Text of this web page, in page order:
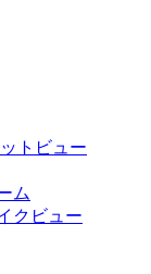
トビュー
ム
クビュー